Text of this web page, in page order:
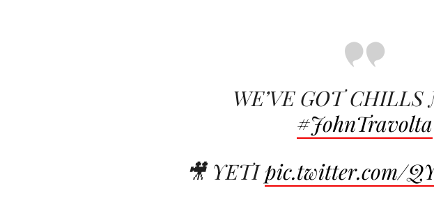
WE’VE GOT CHILLS
#JohnTravolta
🎥 YETIpic.twitter.com/